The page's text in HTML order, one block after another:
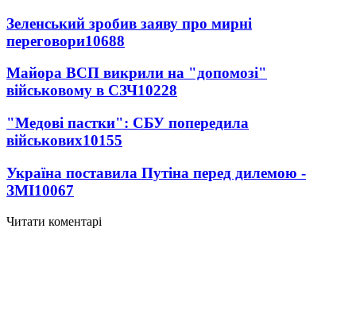
Зеленський зробив заяву про мирні
переговори10688
Майора ВСП викрили на "допомозі"
військовому в СЗЧ10228
"Медові пастки": СБУ попередила
військових10155
Україна поставила Путіна перед дилемою -
ЗМІ10067
Читати коментарі